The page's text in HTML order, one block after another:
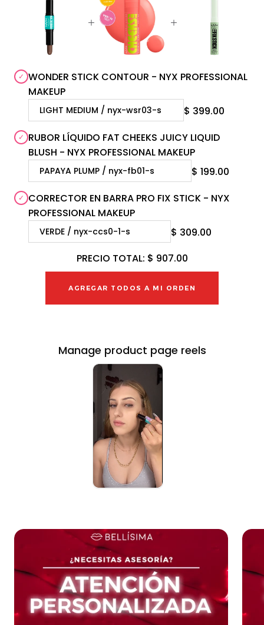
WONDER STICK CONTOUR - NYX PROFESSIONAL
MAKEUP
$ 399.00
RUBOR LÍQUIDO FAT CHEEKS JUICY LIQUID
BLUSH - NYX PROFESSIONAL MAKEUP
$ 199.00
CORRECTOR EN BARRA PRO FIX STICK - NYX
PROFESSIONAL MAKEUP
$ 309.00
PRECIO TOTAL: $ 907.00
AGREGAR TODOS A MI ORDEN
Manage product page reels